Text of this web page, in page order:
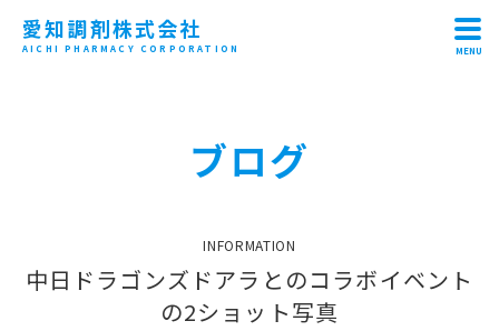
愛知調剤株式会社
AICHI PHARMACY CORPORATION MENU
ABOUT
RECRUIT
SHOP
ブログ
INFORMATION
中日ドラゴンズドアラとのコラボイベント
の2ショット写真